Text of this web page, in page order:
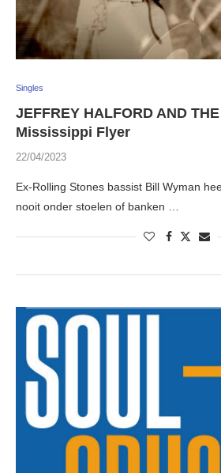
Singles
JEFFREY HALFORD AND
Mississippi Flyer
22/04/2023
Ex-Rolling Stones bassist Bill Wyman
nooit onder stoelen of banken …